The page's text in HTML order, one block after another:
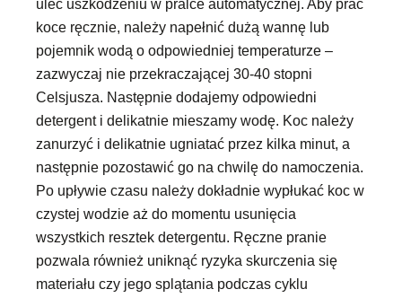
ulec uszkodzeniu w pralce automatycznej. Aby prać
koce ręcznie, należy napełnić dużą wannę lub
pojemnik wodą o odpowiedniej temperaturze –
zazwyczaj nie przekraczającej 30-40 stopni
Celsjusza. Następnie dodajemy odpowiedni
detergent i delikatnie mieszamy wodę. Koc należy
zanurzyć i delikatnie ugniatać przez kilka minut, a
następnie pozostawić go na chwilę do namoczenia.
Po upływie czasu należy dokładnie wypłukać koc w
czystej wodzie aż do momentu usunięcia
wszystkich resztek detergentu. Ręczne pranie
pozwala również uniknąć ryzyka skurczenia się
materiału czy jego splątania podczas cyklu